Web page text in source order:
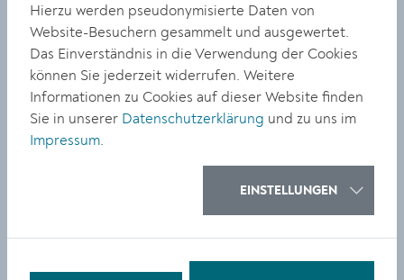
Foto 1: Kinder der Praxisvolksschule Krems-Mitterau
KPH Wien/Krems mit zwei Studentinnen, deren
Integrationslehrerin Ulrike Binder-Michalek und VL
Dipl. Päd. Gabriele Kodym beim Bürgermeister im
Foto 2: VOL Iris Burker beim Bürgermeister Dr.
Hierzu werden pseudonymisierte Daten von
Website-Besuchern gesammelt und ausgewertet.
Das Einverständnis in die Verwendung der Cookies
können Sie jederzeit widerrufen. Weitere
Informationen zu Cookies auf dieser Website finden
Sie in unserer Datenschutzerklärung und zu uns im
Impressum.
EINSTELLUNGEN